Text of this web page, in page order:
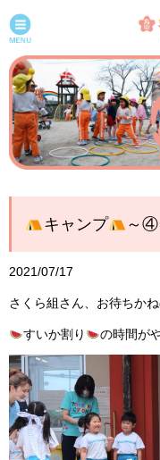
キャンプ ～④
2021/07/17
さくら組さん、お待ちか
すいか割り の時間が